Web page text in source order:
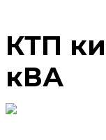
КТП
кВА